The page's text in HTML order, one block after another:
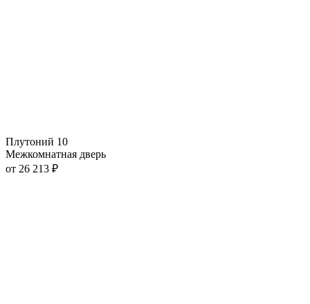
Плутоний 10
Межкомнатная дверь
от 26 213 ₽